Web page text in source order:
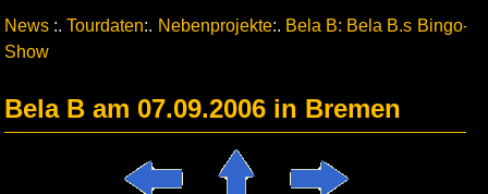
News :.Tourdaten:. Nebenprojekte:. Bela B: Bela B.s Bingo-
Show
Bela B am 07.09.2006 in Bremen